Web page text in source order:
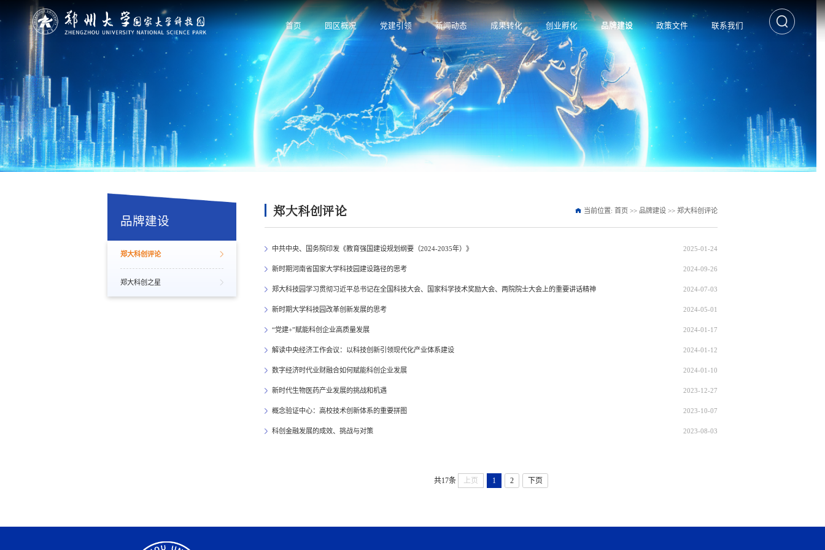
首页 园区概况 党建引领 新闻动态 成果转化 创业孵化 品牌建设 政策文件 联系我们
品牌建设
郑大科创评论
郑大科创之星
郑大科创评论 当前位置: 首页 >> 品牌建设 >> 郑大科创评论
中共中央、国务院印发《教育强国建设规划纲要（2024-2035年）》 2025-01-24
新时期河南省国家大学科技园建设路径的思考 2024-09-26
郑大科技园学习贯彻习近平总书记在全国科技大会、国家科学技术奖励大会、两院院士大会上的重要讲话精神 2024-07-03
新时期大学科技园改革创新发展的思考 2024-05-01
“党建+”赋能科创企业高质量发展 2024-01-17
解读中央经济工作会议：以科技创新引领现代化产业体系建设 2024-01-12
数字经济时代业财融合如何赋能科创企业发展 2024-01-10
新时代生物医药产业发展的挑战和机遇 2023-12-27
概念验证中心：高校技术创新体系的重要拼图 2023-10-07
科创金融发展的成效、挑战与对策 2023-08-03
共17条 上页 1 2 下页